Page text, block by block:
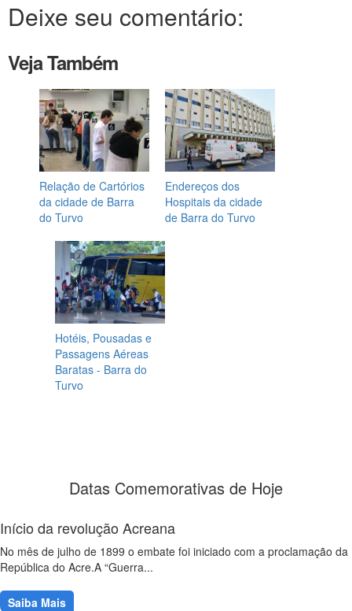
Deixe seu comentário:
Veja Também
Relação de Cartórios
da cidade de Barra
do Turvo
Endereços dos
Hospitais da cidade
de Barra do Turvo
Hotéis, Pousadas e
Passagens Aéreas
Baratas - Barra do
Turvo
Datas Comemorativas de Hoje
Início da revolução Acreana
No mês de julho de 1899 o embate foi iniciado com a proclamação da
República do Acre.A “Guerra...
Saiba Mais